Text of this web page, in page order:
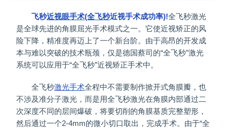
飞秒近视眼手术(全飞秒近视手术成功率)!全飞秒激光
是全球先进的角膜屈光手术模式之一。它使近视矫正的风
险下降，精准度再迈上了一个新台阶。由于高昂的开发成
本与难以突破的技术瓶颈，仅是德国蔡司的“全飞秒”激光
系统可以应用于“全飞秒”近视矫正手术中。
全飞秒激光手术全程中不需要制作掀开式角膜瓣，也
不涉及准分子激光，而是用全飞秒激光在角膜内部通过二
次深度不同的层间爆破，将要切削的角膜基质完整塑形，
然后通过一个2-4mm的微小切口取出，完成手术。由于“全